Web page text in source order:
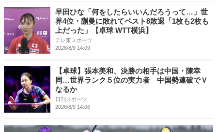
早田ひな「何をしたらいいんだろうって…」世
界4位・蒯曼に敗れてベスト8敗退「1枚も2枚も
上だった」【卓球 WTT横浜】
テレ東スポーツ
2026/8/9 14:09
【卓球】張本美和、決勝の相手は中国・陳幸
同…世界ランク５位の実力者 中国勢連破でＶ
なるか
日刊スポーツ
2026/8/9 14:06